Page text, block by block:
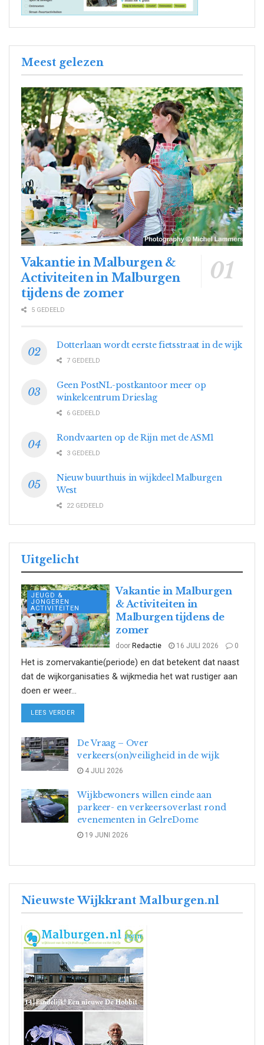
Meest gelezen
Vakantie in Malburgen &
Activiteiten in Malburgen
tijdens de zomer
5 GEDEELD
Dotterlaan wordt eerste fietsstraat in de wijk
7 GEDEELD
Geen PostNL-postkantoor meer op
winkelcentrum Drieslag
6 GEDEELD
Rondvaarten op de Rijn met de ASM1
3 GEDEELD
Nieuw buurthuis in wijkdeel Malburgen
West
22 GEDEELD
Uitgelicht
JEUGD &
JONGEREN
ACTIVITEITEN
Vakantie in Malburgen
& Activiteiten in
Malburgen tijdens de
zomer
door Redactie 16 JULI 2026 0
Het is zomervakantie(periode) en dat betekent dat naast
dat de wijkorganisaties & wijkmedia het wat rustiger aan
doen er weer...
LEES VERDER
De Vraag – Over
verkeers(on)veiligheid in de wijk
4 JULI 2026
Wijkbewoners willen einde aan
parkeer- en verkeersoverlast rond
evenementen in GelreDome
19 JUNI 2026
Nieuwste Wijkkrant Malburgen.nl